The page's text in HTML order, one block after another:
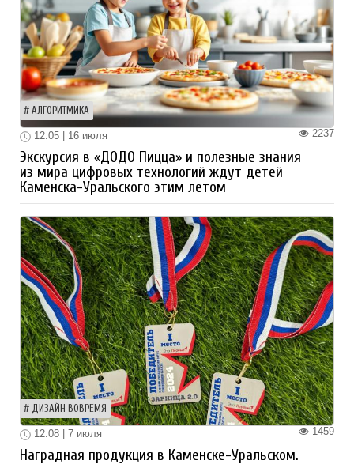
АЛГОРИТМИКА
2237
12:05 | 16 июля
Экскурсия в «ДОДО Пицца» и полезные знания
из мира цифровых технологий ждут детей
Каменска-Уральского этим летом
ДИЗАЙН ВОВРЕМЯ
1459
12:08 | 7 июля
Наградная продукция в Каменске-Уральском.